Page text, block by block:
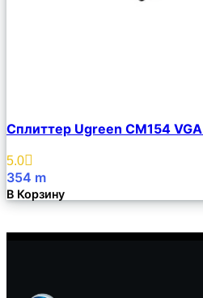
Описание
Избранное
Сплиттер Ugreen CM154
5.0
354 m
В Корзину